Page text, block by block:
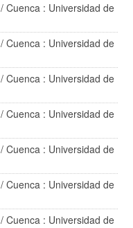
/ Cuenca : Universidad de
/ Cuenca : Universidad de
/ Cuenca : Universidad de
/ Cuenca : Universidad de
/ Cuenca : Universidad de
/ Cuenca : Universidad de
/ Cuenca : Universidad de